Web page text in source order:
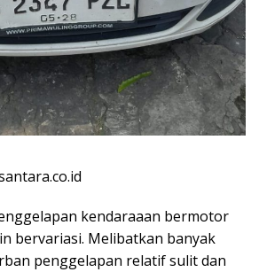
kendaraaan bermotor
bervariasi. Melibatkan banyak
penggelapan relatif sulit dan